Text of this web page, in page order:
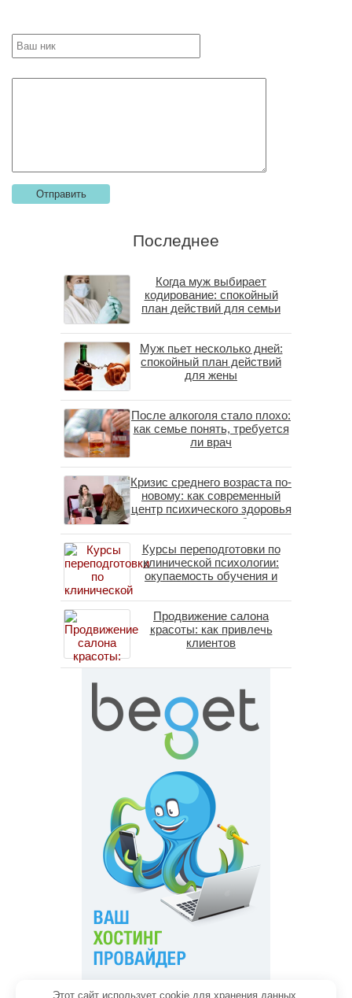
Последнее
Когда муж выбирает
кодирование: спокойный
план действий для семьи
Муж пьет несколько дней:
спокойный план действий
для жены
После алкоголя стало плохо:
как семье понять, требуется
ли врач
Кризис среднего возраста по-
новому: как современный
центр психического здоровья
помогает пересобрать
личность без таблеток
(методы ДПДГ и КПТ)
Курсы переподготовки по
клинической психологии:
окупаемость обучения и
специалистов в 2026 году
Продвижение салона
красоты: как привлечь
клиентов
Этот сайт использует cookie для хранения данных.